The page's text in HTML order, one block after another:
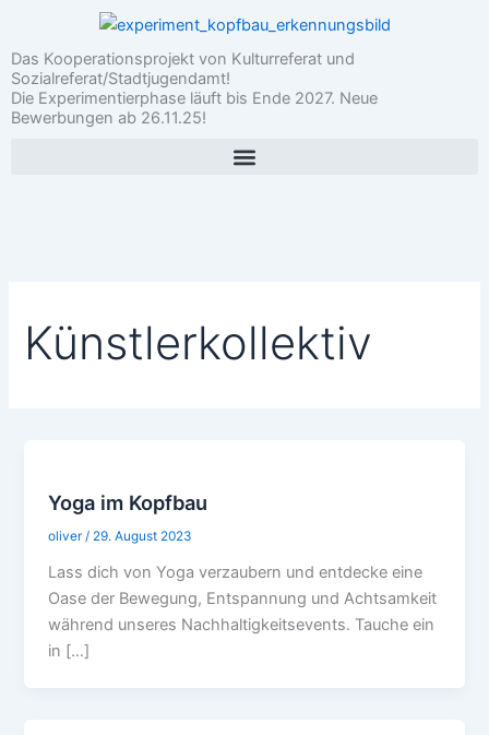
springen
Das Kooperationsprojekt von Kulturreferat und
Sozialreferat/Stadtjugendamt!
Die Experimentierphase läuft bis Ende 2027. Neue
Bewerbungen ab 26.11.25!
Künstlerkollektiv
Yoga im Kopfbau
oliver/ 29. August 2023
Lass dich von Yoga verzaubern und entdecke eine
Oase der Bewegung, Entspannung und Achtsamkeit
während unseres Nachhaltigkeitsevents. Tauche ein
in […]